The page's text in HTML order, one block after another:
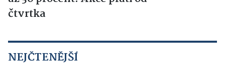
čtvrtka
NEJČTENĚJŠÍ